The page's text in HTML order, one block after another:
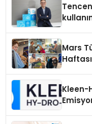
Mars
Kleen-